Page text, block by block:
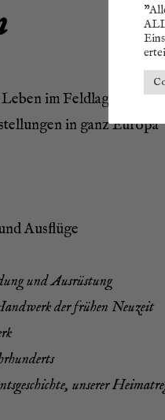
im Feldlager
in ganz Europa
Ausflüge
und Ausrüstung
der frü­hen Neuzeit
unse­rer